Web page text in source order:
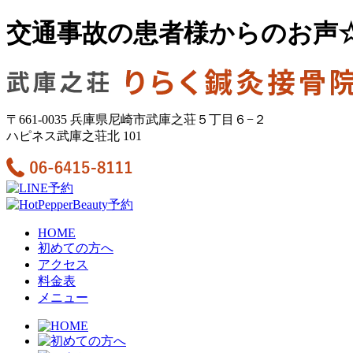
交通事故の患者様からのお
〒661-0035 兵庫県尼崎市武庫之荘５丁目６−２
ハピネス武庫之荘北 101
HOME
初めての方へ
アクセス
料金表
メニュー